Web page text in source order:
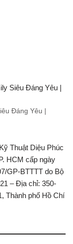
Đáng Yêu |
Thuật Diệu Phúc
HCM cấp ngày
GP-BTTTT do Bộ
– Địa chỉ: 350-
Thành phố Hồ Chí